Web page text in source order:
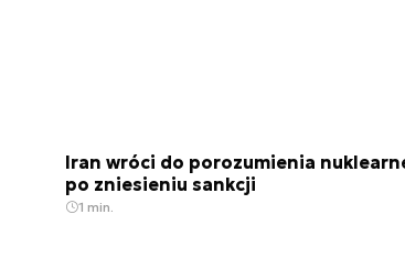
Iran wróci do porozumienia
po zniesieniu sankcji
1 min.